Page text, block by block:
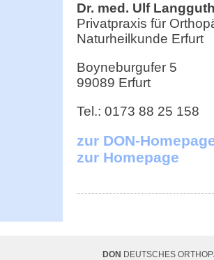
Dr. med. Ulf
Privatpraxis für
Naturheilkunde Erfurt
Boyneburgufer 5
99089 Erfurt
Tel.: 0173 88 25 158
zur DON-
zur Homepage
DON DEUTSCHES